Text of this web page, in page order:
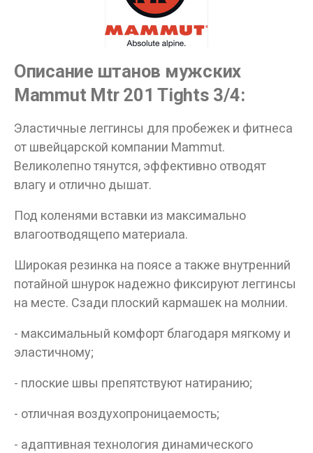
Описание штанов мужских
Mammut Mtr 201 Tights 3/4:
Эластичные леггинсы для пробежек и фитнеса
от швейцарской компании Mammut.
Великолепно тянутся, эффективно отводят
влагу и отлично дышат.
Под коленями вставки из максимально
влагоотводящепо материала.
Широкая резинка на поясе а также внутренний
потайной шнурок надежно фиксируют леггинсы
на месте. Сзади плоский кармашек на молнии.
- максимальный комфорт благодаря мягкому и
эластичному;
- плоские швы препятствуют натиранию;
- отличная воздухопроницаемость;
- адаптивная технология динамического
Данные товары продаются лицам,
достигшим 18 лет!
Вам исполнилось 18 лет?
ДА НЕТ